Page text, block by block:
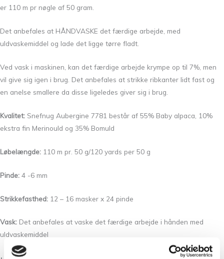
er 110 m pr nøgle af 50 gram.
Det anbefales at HÅNDVASKE det færdige arbejde, med
uldvaskemiddel og lade det ligge tørre fladt.
Ved vask i maskinen, kan det færdige arbejde krympe op til 7%, men
vil give sig igen i brug. Det anbefales at strikke ribkanter lidt fast og
en anelse smallere da disse ligeledes giver sig i brug.
Kvalitet: Snefnug Aubergine 7781 består af 55% Baby alpaca, 10%
ekstra fin Merinould og 35% Bomuld
Løbelængde: 110 m pr. 50 g/120 yards per 50 g
Pinde: 4 -6 mm
Strikkefasthed: 12 – 16 masker x 24 pinde
Vask: Det anbefales at vaske det færdige arbejde i hånden med
uldvaskemiddel